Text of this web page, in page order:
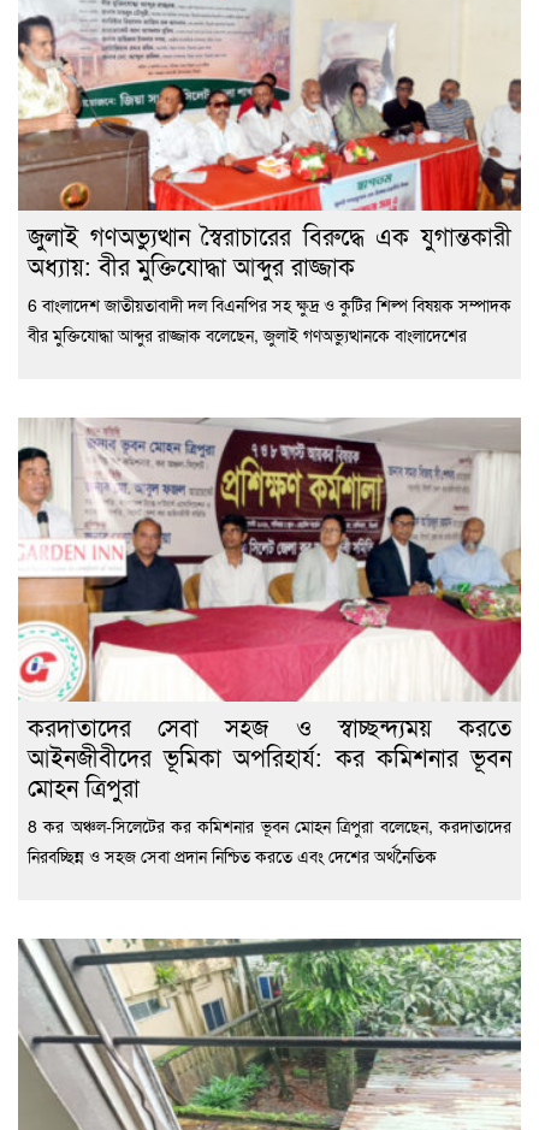
জুলাই গণঅভ্যুত্থান স্বৈরাচারের বিরুদ্ধে এক যুগান্তকারী
অধ্যায়: বীর মুক্তিযোদ্ধা আব্দুর রাজ্জাক
6 বাংলাদেশ জাতীয়তাবাদী দল বিএনপির সহ ক্ষুদ্র ও কুটির শিল্প বিষয়ক সম্পাদক
বীর মুক্তিযোদ্ধা আব্দুর রাজ্জাক বলেছেন, জুলাই গণঅভ্যুত্থানকে বাংলাদেশের
করদাতাদের সেবা সহজ ও স্বাচ্ছন্দ্যময় করতে
আইনজীবীদের ভূমিকা অপরিহার্য: কর কমিশনার ভূবন
মোহন ত্রিপুরা
8 কর অঞ্চল-সিলেটের কর কমিশনার ভূবন মোহন ত্রিপুরা বলেছেন, করদাতাদের
নিরবচ্ছিন্ন ও সহজ সেবা প্রদান নিশ্চিত করতে এবং দেশের অর্থনৈতিক